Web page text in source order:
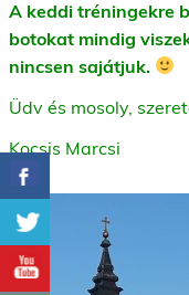
A keddi tréningekre
botokat mindig
nincsen sajátjuk.
Üdv és mosoly,
Kocsis Marcsi